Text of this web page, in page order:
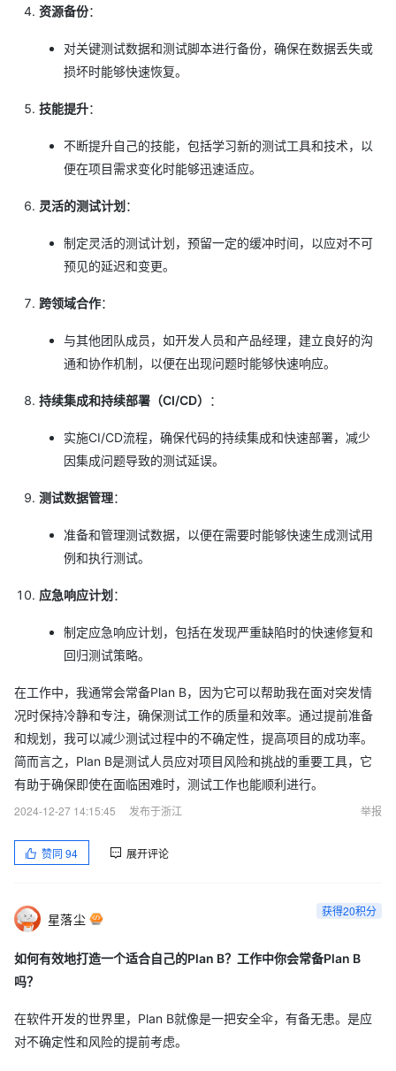
资源备份：
对关键测试数据和测试脚本进行备份，确保在数据丢失或
损坏时能够快速恢复。
技能提升：
不断提升自己的技能，包括学习新的测试工具和技术，以
便在项目需求变化时能够迅速适应。
灵活的测试计划 ：
制定灵活的测试计划，预留一定的缓冲时间，以应对不可
预见的延迟和变更。
跨领域合作：
与其他团队成员，如开发人员和产品经理，建立良好的沟
通和协作机制，以便在出现问题时能够快速响应。
持续集成和持续部署（CI/CD） ：
实施CI/CD流程，确保代码的持续集成和快速部署，减少
因集成问题导致的测试延误。
测试数据管理：
准备和管理测试数据，以便在需要时能够快速生成测试用
例和执行测试。
应急响应计划 ：
制定应急响应计划，包括在发现严重缺陷时的快速修复和
回归测试策略。
在工作中，我通常会常备Plan B，因为它可以帮助我在面对突发情
况时保持冷静和专注，确保测试工作的质量和效率。通过提前准备
和规划，我可以减少测试过程中的不确定性，提高项目的成功率。
简而言之，Plan B是测试人员应对项目风险和挑战的重要工具，它
有助于确保即使在面临困难时，测试工作也能顺利进行。
2024-12-27 14:15:45
发布于浙江 举报
赞同 94 展开评论
星落尘 获得20积分
如何有效地打造一个适合自己的Plan B？工作中你会常备Plan B
吗？
在软件开发的世界里，Plan B就像是一把安全伞，有备无患。是应
对不确定性和风险的提前考虑。